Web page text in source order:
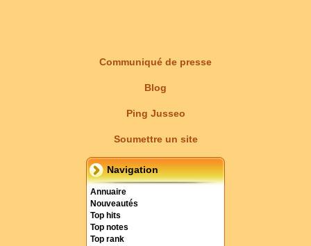
Communiqué de presse
Blog
Ping Jusseo
Soumettre un site
Navigation
Annuaire
Nouveautés
Top hits
Top notes
Top rank